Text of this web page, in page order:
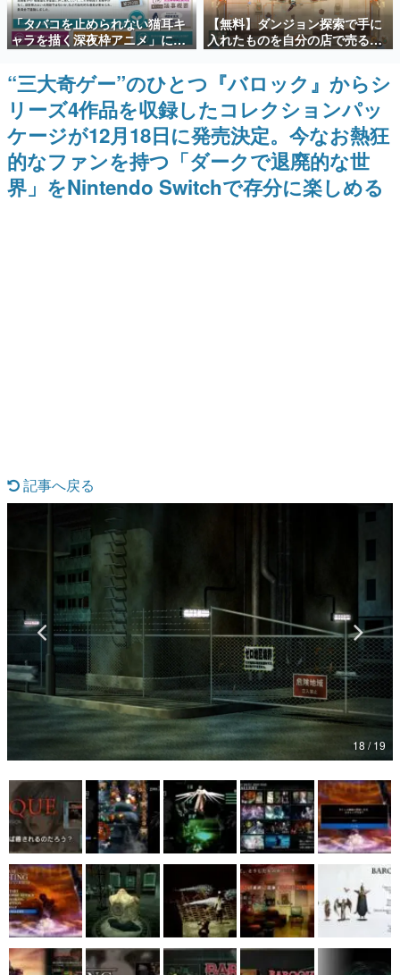
新世代に訊く
これからのデジタルゲーム市場を担う若きクリエイター達
の姿を追い、彼らのルーツと情熱を探っていきます。
ゲーム世代の作家たち
ゲームに多大な影響を受けた作家さんに取材し、ゲームが
日本のコンテンツ産業やカルチャーに与えた影響を探る企
画です。
日本モバイルゲーム産業史
日本のモバイルゲーム史における主要なトピック・タイト
ルを網羅するほか、開発者へのインタビューや識者による
解説を掲載。約20年の歴史が一望できる決定版！
特集記事
アプリレビュー
その他
電ファミニコゲーマーとは？
運営：株式会社マレ
「タバコを止められない猫耳キ
ャラを描く深夜枠アニメ」に視
聴者の一部から批判意見。違法
薬物の使用と思わしき描写も含
めて、BPOが議論を交わす
【無料】ダンジョン探索で手に
入れたものを自分の店で売るゲ
ーム『Moonlighter』がSteam
にて無料配布中！続編
『Moonlighter 2』の9月2日正
式リリースを記念したキャンペ
ーン
“三大奇ゲー”のひとつ『バロック』からシ
リーズ4作品を収録したコレクションパッ
ケージが12月18日に発売決定。今なお熱狂
的なファンを持つ「ダークで退廃的な世
界」をNintendo Switchで存分に楽しめる
記事へ戻る
18 / 19